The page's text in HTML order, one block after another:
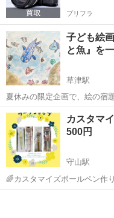
プリフラ
子ども絵
と魚』を
草津駅
夏休みの限定企画で、絵の宿
げな海の世界を一緒に描きませんか✧︎*。 対象: 小
加も大歓迎です） 保護者の
希...
滋賀 草津市 草津駅
カスタマ
500円
守山駅
🌈カスタマイズボールペン作りワークショ
で、自分だけのオリジナルボー